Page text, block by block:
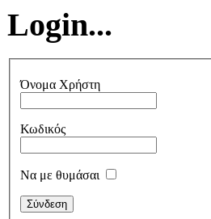
Login...
Όνομα Χρήστη
Κωδικός
Να με θυμάσαι